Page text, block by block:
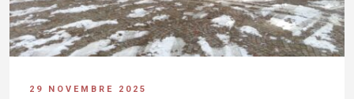
29 NOVEMBRE 2025